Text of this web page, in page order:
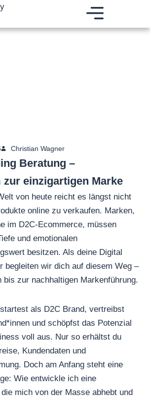
Christian Wagner
Beratung –
zur einzigartigen Marke
von heute reicht es längst nicht
online zu verkaufen. Marken,
im D2C-Ecommerce, müssen
und emotionalen
besitzen. Als deine Digital
begleiten wir dich auf diesem Weg –
bis zur nachhaltigen Markenführung.
als D2C Brand, vertreibst
und schöpfst das Potenzial
voll aus. Nur so erhältst du
Kundendaten und
Doch am Anfang steht eine
Wie entwickle ich eine
mich von der Masse abhebt und